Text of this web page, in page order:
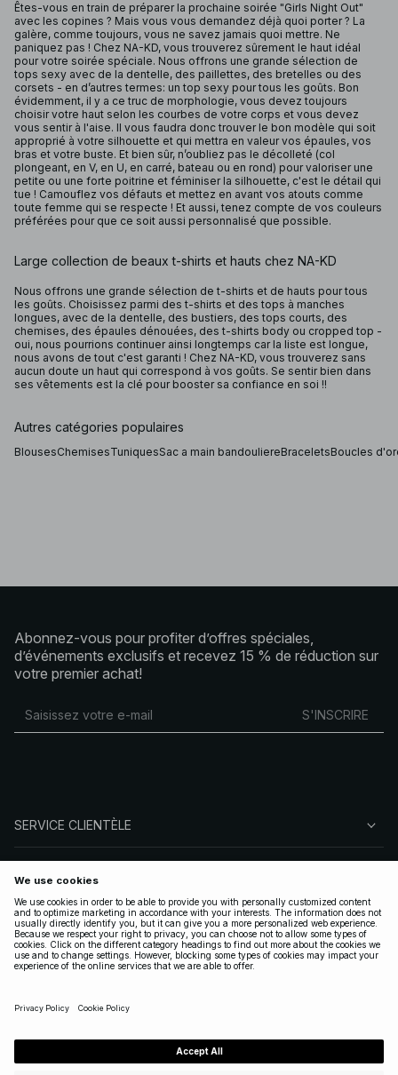
Êtes-vous en train de préparer la prochaine soirée "Girls Night Out"
avec les copines ? Mais vous vous demandez déjà quoi porter ? La
galère, comme toujours, vous ne savez jamais quoi mettre. Ne
paniquez pas ! Chez NA-KD, vous trouverez sûrement le haut idéal
pour votre soirée spéciale. Nous offrons une grande sélection de
tops sexy avec de la dentelle, des paillettes, des bretelles ou des
corsets - en d’autres termes: un top sexy pour tous les goûts. Bon
évidemment, il y a ce truc de morphologie, vous devez toujours
choisir votre haut selon les courbes de votre corps et vous devez
vous sentir à l'aise. Il vous faudra donc trouver le bon modèle qui soit
approprié à votre silhouette et qui mettra en valeur vos épaules, vos
bras et votre buste. Et bien sûr, n’oubliez pas le décolleté (col
plongeant, en V, en U, en carré, bateau ou en rond) pour valoriser une
petite ou une forte poitrine et féminiser la silhouette, c'est le détail qui
tue ! Camouflez vos défauts et mettez en avant vos atouts comme
toute femme qui se respecte ! Et aussi, tenez compte de vos couleurs
préférées pour que ce soit aussi personnalisé que possible.
Large collection de beaux t-shirts et hauts chez NA-KD
Nous offrons une grande sélection de t-shirts et de hauts pour tous
les goûts. Choisissez parmi des t-shirts et des tops à manches
longues, avec de la dentelle, des bustiers, des tops courts, des
chemises, des épaules dénouées, des t-shirts body ou cropped top -
oui, nous pourrions continuer ainsi longtemps car la liste est longue,
nous avons de tout c'est garanti ! Chez NA-KD, vous trouverez sans
aucun doute un haut qui correspond à vos goûts. Se sentir bien dans
ses vêtements est la clé pour booster sa confiance en soi !!
Autres catégories populaires
BlousesChemisesTuniquesSac a main bandouliereBraceletsBoucles
Abonnez-vous pour profiter d’offres spéciales,
d’événements exclusifs et recevez 15 % de réduction sur
votre premier achat!
S'INSCRIRE
SERVICE CLIENTÈLE
SUIVEZ-NOUS
LÉGAL